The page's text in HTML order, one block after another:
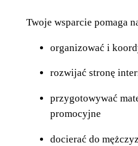
Twoje wsparcie pomaga
organizować i
rozwijać stronę
przygotowywać
promocyjne
docierać do